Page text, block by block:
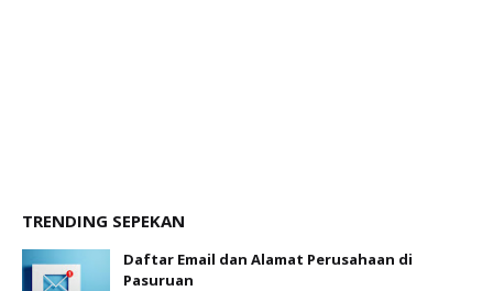
TRENDING SEPEKAN
Daftar Email dan Alamat Perusahaan di
Pasuruan